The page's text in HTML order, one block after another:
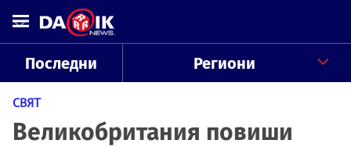
Последни Региони
СВЯТ
Великобритания повиши